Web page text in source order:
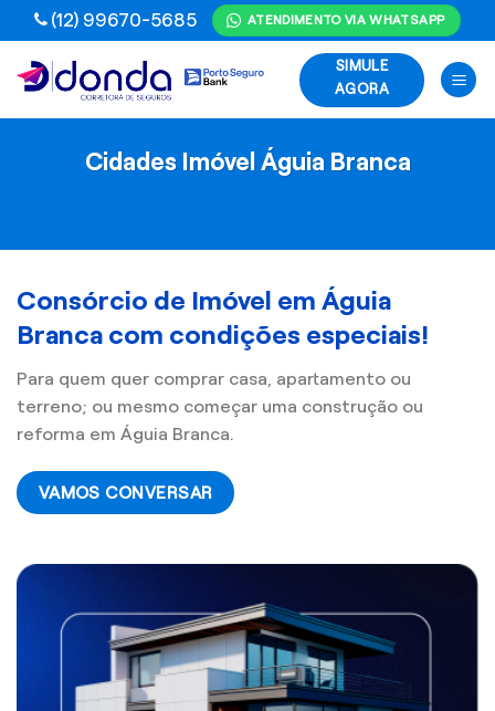
Skip
to
content
(12) 99670-5685 ATENDIMENTO VIA WHATSAPP
SIMULE
AGORA
Cidades Imóvel Águia Branca
Consórcio de Imóvel em Águia
Branca com condições especiais!
Para quem quer comprar casa, apartamento ou
terreno; ou mesmo começar uma construção ou
reforma em Águia Branca.
VAMOS CONVERSAR